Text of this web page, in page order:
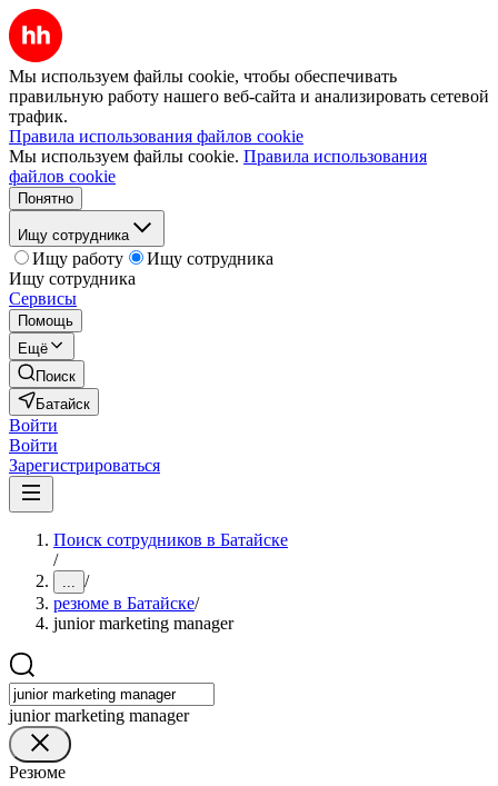
Мы используем файлы cookie, чтобы обеспечивать
правильную работу нашего веб-сайта и анализировать сетевой
трафик.
Правила использования файлов cookie
Мы используем файлы cookie. Правила использования
файлов cookie
Понятно
Ищу сотрудника
Ищу работу
Ищу сотрудника
Ищу сотрудника
Сервисы
Помощь
Ещё
Поиск
Батайск
Войти
Войти
Зарегистрироваться
Поиск сотрудников в Батайске
/
... /
резюме в Батайске/
junior marketing manager
junior marketing manager
Резюме